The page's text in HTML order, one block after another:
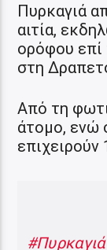
Πυρκαγιά
αιτία,
ορόφου
στη
Από τη
άτομο, ενώ
#Πυρκαγιά